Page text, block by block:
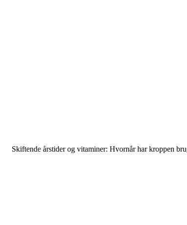
Skiftende årstider og vitaminer: Hvornår har kroppen